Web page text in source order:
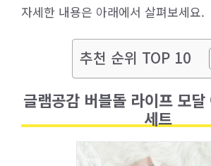
자세한 내용은 아래에서 살펴보세요.
추천 순위 TOP 10
글램공감 버블돌 라이프 모
세트